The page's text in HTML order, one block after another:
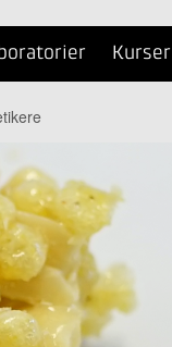
Kurser